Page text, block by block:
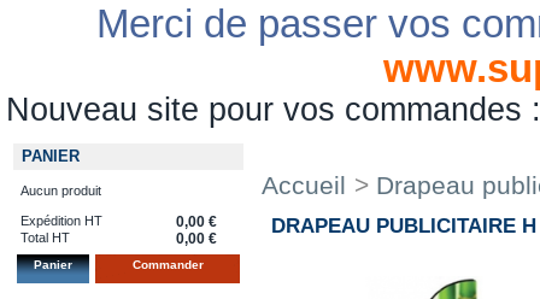
Merci de passer vos
Nouveau site pour vos commandes
PANIER
Aucun produit
Expédition HT 0,00 €
Total HT 0,00 €
Panier Commander
Accueil > Drapeau
DRAPEAU PUBLICITAIRE